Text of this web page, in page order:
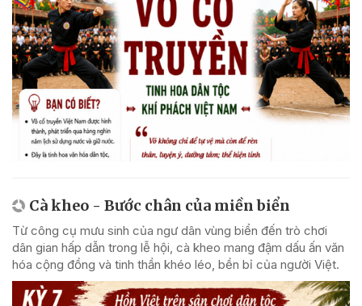
Cà kheo - Bước chân của miền biển
Từ công cụ mưu sinh của ngư dân vùng biển đến trò chơi
dân gian hấp dẫn trong lễ hội, cà kheo mang đậm dấu ấn văn
hóa cộng đồng và tinh thần khéo léo, bền bỉ của người Việt.